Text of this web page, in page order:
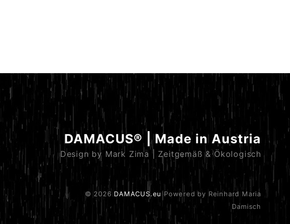
DAMACUS® | Made in Austria
Design by Mark Zima | Zeitgemäß & Ökologisch
© 2026 DAMACUS.eu Powered by Reinhard Maria
Damisch